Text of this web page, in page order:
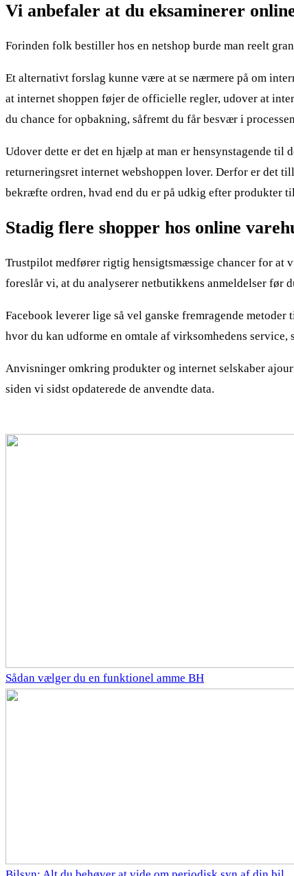
Vi anbefaler at du eksaminerer
Forinden folk bestiller hos en netshop burde man reelt
Et alternativt forslag kunne være at se nærmere på om
at internet shoppen føjer de officielle regler, udover at
du chance for opbakning, såfremt du får besvær i
Udover dette er det en hjælp at man er hensynstagende
returneringsret internet webshoppen lover. Derfor er det
bekræfte ordren, hvad end du er på udkig efter produkter
Stadig flere shopper hos online
Trustpilot medfører rigtig hensigtsmæssige chancer for at
foreslår vi, at du analyserer netbutikkens anmeldelser før
Facebook leverer lige så vel ganske fremragende
hvor du kan udforme en omtale af virksomhedens
Anvisninger omkring produkter og internet selskaber
siden vi sidst opdaterede de anvendte data.
Sådan vælger du en funktionel amme BH